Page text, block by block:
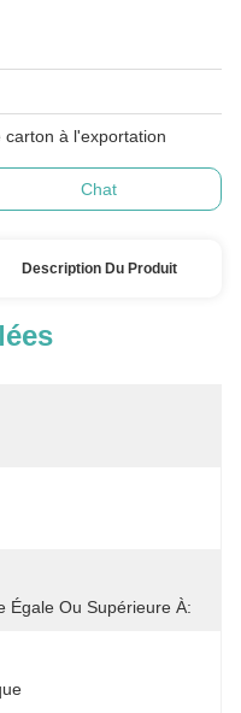
carton à l'exportation
Chat
Description Du Produit
Égale Ou Supérieure À: